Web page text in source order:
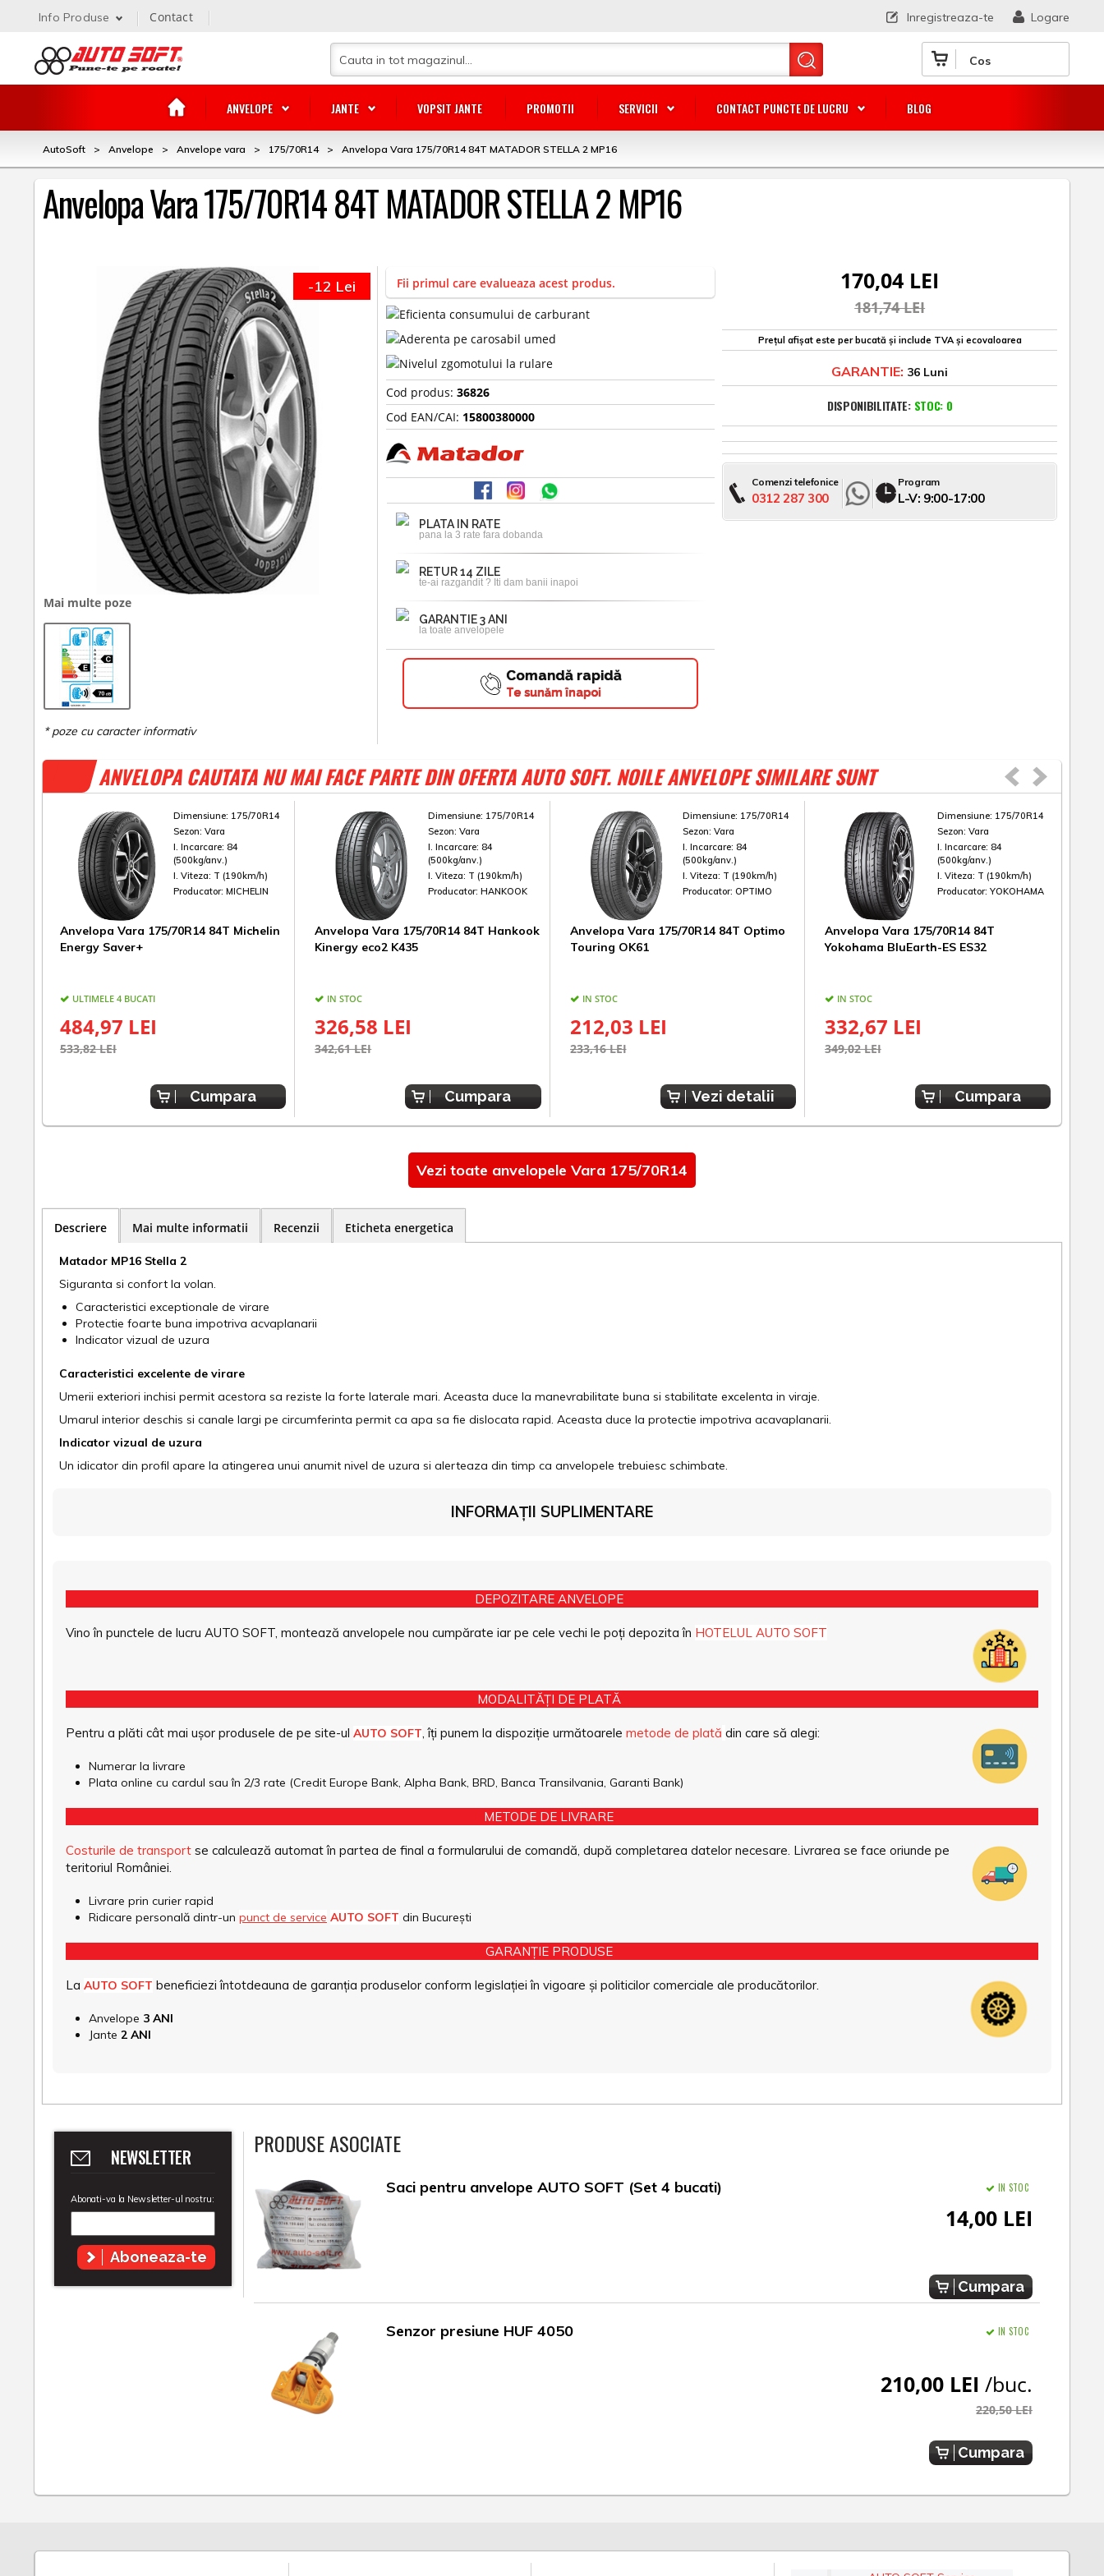
Cos
ANVELOPE JANTE VOPSIT JANTE PROMOTII SERVICII CONTACT PUNCTE DE LUCRU BLOG
Logare
Inregistreaza-te
Info Produse Contact
AutoSoft > Anvelope > Anvelope vara > 175/70R14 > Anvelopa Vara 175/70R14 84T MATADOR STELLA 2 MP16
Anvelopa Vara 175/70R14 84T MATADOR STELLA 2 MP16
Mai multe poze
-12 Lei Fii primul care evalueaza acest produs.
Cod produs:36826
Cod EAN/CAI: 15800380000
PLATA IN RATE
pana la 3 rate fara dobanda
RETUR 14 ZILE
te-ai razgandit ? Iti dam banii inapoi
GARANTIE 3 ANI
la toate anvelopele
Comandă rapidă
Te sunăm înapoi
170,04 LEI
181,74 LEI
Prețul afișat este per bucată și include TVA și ecovaloarea
GARANTIE: 36 Luni
DISPONIBILITATE: STOC: 0
Comenzi telefonice
0312 287 300
Program
L-V: 9:00-17:00
ANVELOPA CAUTATA NU MAI FACE PARTE DIN OFERTA AUTO SOFT. NOILE ANVELOPE SIMILARE SUNT
Dimensiune: 175/70R14
Sezon: Vara
I. Incarcare: 84
(500kg/anv.)
I. Viteza: T (190km/h)
Producator: MICHELIN
Anvelopa Vara 175/70R14 84T Michelin
Energy Saver+
ULTIMELE 4 BUCATI
484,97 LEI
533,82 LEI
Cumpara
Dimensiune: 175/70R14
Sezon: Vara
I. Incarcare: 84
(500kg/anv.)
I. Viteza: T (190km/h)
Producator: HANKOOK
Anvelopa Vara 175/70R14 84T Hankook
Kinergy eco2 K435
IN STOC
326,58 LEI
342,61 LEI
Cumpara
Dimensiune: 175/70R14
Sezon:Vara
I. Incarcare: 84
(500kg/anv.)
I. Viteza: T (190km/h)
Producator:OPTIMO
Anvelopa Vara 175/70R14 84T Optimo
Touring OK61
IN STOC
212,03 LEI
233,16 LEI
Vezi detalii
Dimensiune: 175/70R14
Sezon:Vara
I. Incarcare: 84
(500kg/anv.)
I. Viteza: T (190km/h)
Producator:YOKOHAMA
Anvelopa Vara 175/70R14 84T
Yokohama BluEarth-ES ES32
IN STOC
332,67 LEI
349,02 LEI
Cumpara
Vezi toate anvelopele Vara 175/70R14
Descriere Mai multe informatii Recenzii Eticheta energetica
Matador MP16 Stella 2
Siguranta si confort la volan.
Caracteristici exceptionale de virare
Protectie foarte buna impotriva acvaplanarii
Indicator vizual de uzura
Caracteristici excelente de virare
Umerii exteriori inchisi permit acestora sa reziste la forte laterale mari. Aceasta duce la manevrabilitate buna si stabilitate excelenta in viraje.
Umarul interior deschis si canale largi pe circumferinta permit ca apa sa fie dislocata rapid. Aceasta duce la protectie impotriva acavaplanarii.
Indicator vizual de uzura
Un idicator din profil apare la atingerea unui anumit nivel de uzura si alerteaza din timp ca anvelopele trebuiesc schimbate.
INFORMAȚII SUPLIMENTARE
DEPOZITARE ANVELOPE
Vino în punctele de lucru AUTO SOFT, montează anvelopele nou cumpărate iar pe cele vechi le poți depozita în HOTELUL AUTO SOFT
MODALITĂȚI DE PLATĂ
Pentru a plăti cât mai ușor produsele de pe site-ul AUTO SOFT, îți punem la dispoziție următoarele metode de plată din care să alegi:
Numerar la livrare
Plata online cu cardul sau în 2/3 rate (Credit Europe Bank, Alpha Bank, BRD, Banca Transilvania, Garanti Bank)
METODE DE LIVRARE
Costurile de transport se calculează automat în partea de final a formularului de comandă, după completarea datelor necesare. Livrarea se face oriunde pe
teritoriul României.
Livrare prin curier rapid
Ridicare personală dintr-un punct de service AUTO SOFT din București
GARANȚIE PRODUSE
La AUTO SOFT beneficiezi întotdeauna de garanția produselor conform legislației în vigoare și politicilor comerciale ale producătorilor.
Anvelope 3 ANI
Jante 2 ANI
NEWSLETTER
Abonati-va la Newsletter-ul nostru:
Aboneaza-te
PRODUSE ASOCIATE
Saci pentru anvelope AUTO SOFT (Set 4 bucati) IN STOC
14,00 LEI
Cumpara
Senzor presiune HUF 4050 IN STOC
210,00 LEI /buc.
220,50 LEI
Cumpara